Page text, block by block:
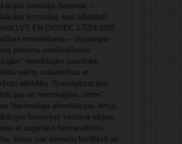
komisija (turpmāk –
komisija), kas atbilstoši
LVS EN ISO/IEC 17024:2005
novērtēšana – Vispārīgās
personu sertificēšanas
noteiktajām prasībām
valsts sabiedrības ar
atbildību “Standartizācijas,
un metroloģijas centrs”
Nacionālajā akreditācijas birojā.
komisijas sastāvā iekļauj
ar augstāko farmaceitisko
kuras nav interešu konfliktā un